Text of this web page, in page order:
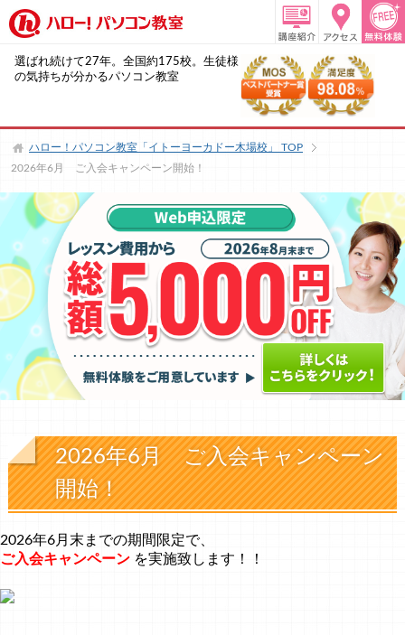
選ばれ続けて27年。全国約175校。生徒様
の気持ちが分かるパソコン教室
ハロー！パソコン教室「イトーヨーカドー木場校」
TOP
2026年6月 ご入会キャンペーン開始！
2026年6月 ご入会キャンペーン
開始！
2026年6月末までの期間限定で、
ご入会キャンペーン を実施致します！！